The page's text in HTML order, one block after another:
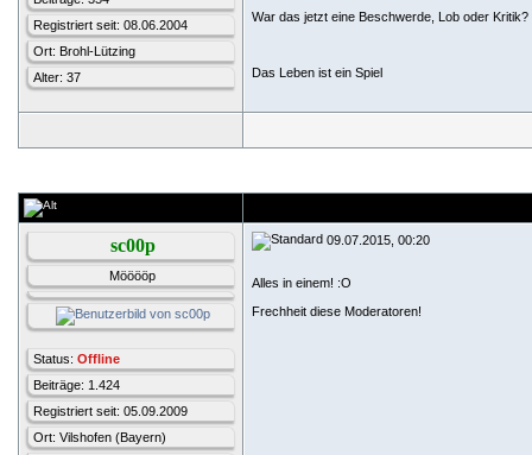
Registriert seit: 08.06.2004
Ort: Brohl-Lützing
Alter: 37
War das jetzt eine Beschwerde, Lob oder Kritik?
Das Leben ist ein Spiel
sc00p
Mööööp
Status: Offline
Beiträge: 1.424
Registriert seit: 05.09.2009
Ort: Vilshofen (Bayern)
09.07.2015, 00:20
Alles in einem! :O
Frechheit diese Moderatoren!